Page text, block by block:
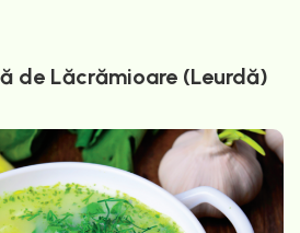
de Lăcrămioare (Leurdă)